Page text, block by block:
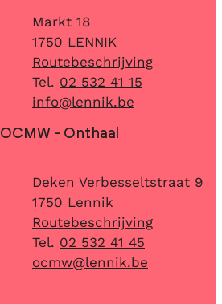
AdresMarkt 18
,1750 LENNIK
Routebeschrijving
02 532 41 15
E-mailinfo@lennik.be
OCMW - Onthaal
AdresDeken Verbesseltstraat 9
,1750 Lennik
Routebeschrijving
02 532 41 45
E-mailocmw@lennik.be